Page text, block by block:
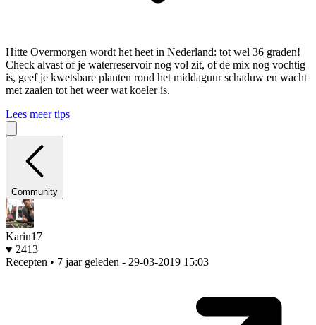
Hitte Overmorgen wordt het heet in Nederland: tot wel 36 graden!
Check alvast of je waterreservoir nog vol zit, of de mix nog vochtig
is, geef je kwetsbare planten rond het middaguur schaduw en wacht
met zaaien tot het weer wat koeler is.
Lees meer tips
Community
Karin17
♥ 2413
Recepten • 7 jaar geleden - 29-03-2019 15:03